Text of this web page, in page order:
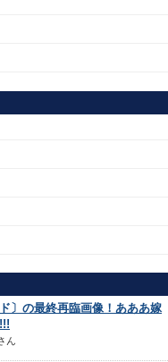
〕の最終再臨画像！あああ嫁
ん